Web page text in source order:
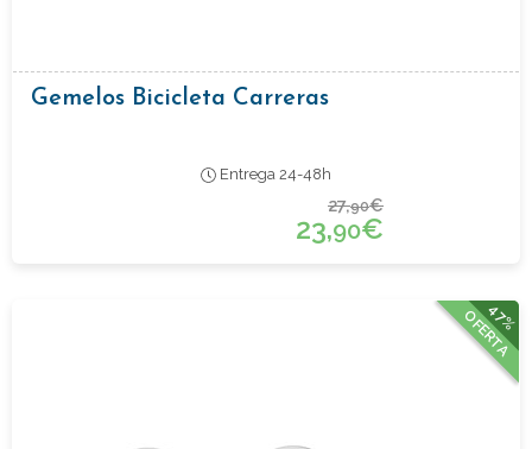
Gemelos Bicicleta Carreras
Entrega 24-48h
27,90€
23,90€
47%
OFERTA